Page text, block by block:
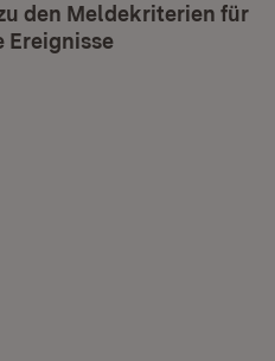
den Meldekriterien für